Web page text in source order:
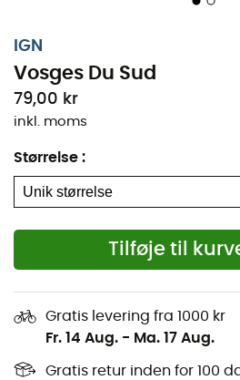
IGN
Vosges Du Sud
79,00 kr
inkl. moms
Størrelse :
Tilføje til
Gratis levering fra 1000 kr
Fr. 14 Aug. - Ma. 17 Aug.
Gratis retur inden for 100
værdifuld allieret til at forberede
Med stor præcision indeholder
1:75.000) alle de nødvendige